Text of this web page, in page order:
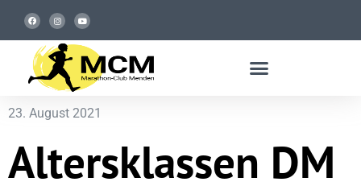
23. August 2021
Altersklassen DM